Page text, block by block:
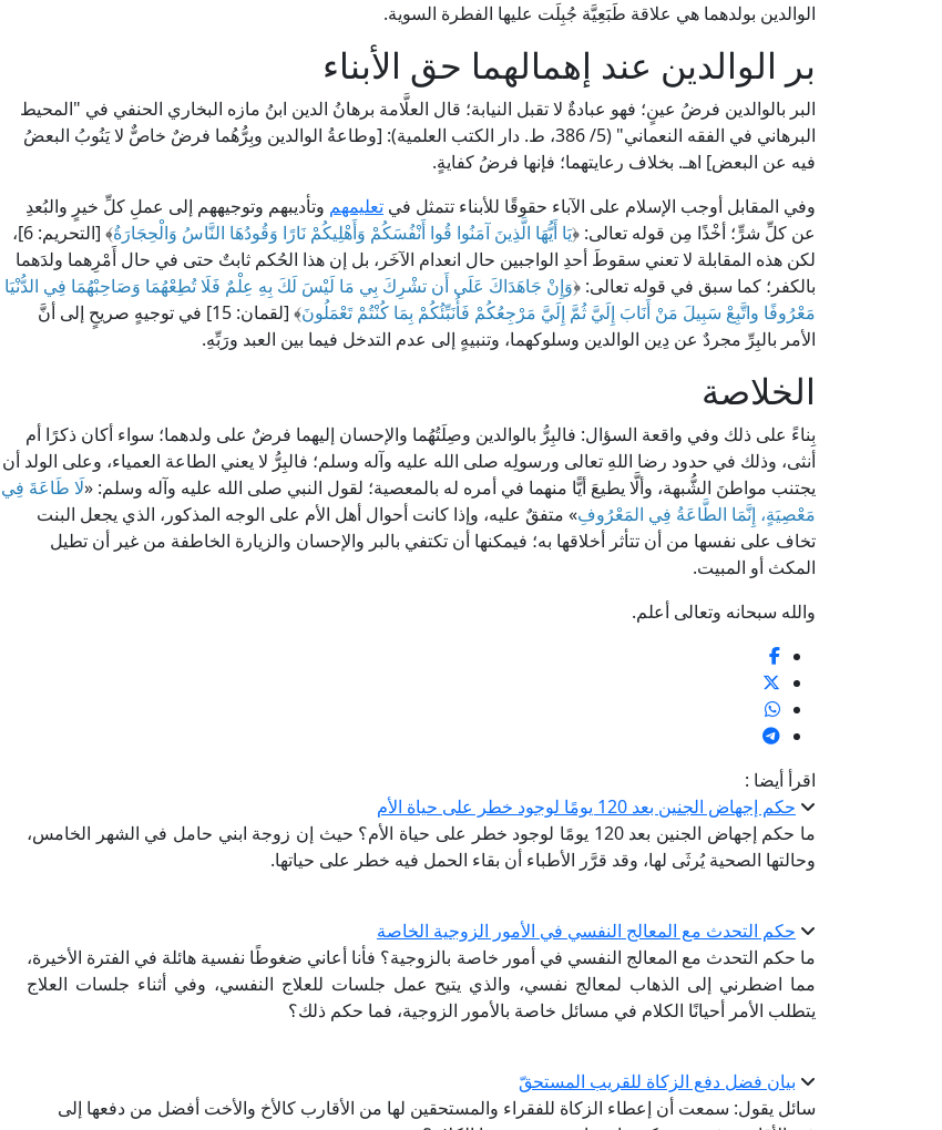
الوالدين بولدهما هي علاقة طَبَعِيَّة جُبِلَت عليها الفطرة السوية.
بر الوالدين عند إهمالهما حق الأبناء
البر بالوالدين فرضُ عينٍ؛ فهو عبادةٌ لا تقبل النيابة؛ قال العلَّامة برهانُ الدين ابنُ مازه البخاري الحنفي في "المحيط
البرهاني في الفقه النعماني" (5/ 386، ط. دار الكتب العلمية): [وطاعةُ الوالدين وبِرُّهُما فرضٌ خاصٌّ لا يَنُوبُ البعضُ
فيه عن البعض] اهـ. بخلاف رعايتهما؛ فإنها فرضُ كفايةٍ.
وفي المقابل أوجب الإسلام على الآباء حقوقًا للأبناء تتمثل في تعليمهم وتأديبهم وتوجيههم إلى عملِ كلِّ خيرٍ والبُعدِ
عن كلِّ شرٍّ؛ أخْذًا مِن قوله تعالى: ﴿يَا أَيُّهَا الَّذِينَ آمَنُوا قُوا أَنْفُسَكُمْ وَأَهْلِيكُمْ نَارًا وَقُودُهَا النَّاسُ وَالْحِجَارَةُ
﴾ [التحريم: 6]،
لكن هذه المقابلة لا تعني سقوطَ أحدِ الواجبين حال انعدام الآخَر، بل إن هذا الحُكم ثابتٌ حتى في حال أَمْرِهما ولدَهما
بالكفر؛ كما سبق في قوله تعالى: ﴿وَإِنْ جَاهَدَاكَ عَلَى أَن تشْرِكَ بِي مَا لَيْسَ لَكَ بِهِ عِلْمٌ فَلَا تُطِعْهُمَا وَصَاحِبْهُمَا فِي الدُّنْيَا
مَعْرُوفًا واتَّبِعْ سَبِيلَ مَنْ أَنَابَ إِلَيَّ ثُمَّ إِلَيَّ مَرْجِعُكُمْ فَأُنَبِّئُكُمْ بِمَا كُنْتُمْ تَعْمَلُونَ
﴾ [لقمان: 15] في توجيهٍ صريحٍ إلى أنَّ
الأمر بالبِرِّ مجردٌ عن دِين الوالدين وسلوكهما، وتنبيهٍ إلى عدم التدخل فيما بين العبد ورَبِّهِ.
الخلاصة
بِناءً على ذلك وفي واقعة السؤال: فالبِرُّ بالوالدين وصِلَتُهُما والإحسان إليهما فرضٌ على ولدهما؛ سواء أكان ذكرًا أم
أنثى، وذلك في حدود رضا اللهِ تعالى ورسولِه صلى الله عليه وآله وسلم؛ فالبِرُّ لا يعني الطاعة العمياء، وعلى الولد أن
يجتنب مواطنَ الشُّبهة، وألَّا يطيعَ أيًّا منهما في أمره له بالمعصية؛ لقول النبي صلى الله عليه وآله وسلم: «لَا طَاعَةَ فِي
مَعْصِيَةٍ، إِنَّمَا الطَّاعَةُ فِي المَعْرُوفِ» متفقٌ عليه، وإذا كانت أحوال أهل الأم على الوجه المذكور، الذي يجعل البنت
تخاف على نفسها من أن تتأثر أخلاقها به؛ فيمكنها أن تكتفي بالبر والإحسان والزيارة الخاطفة من غير أن تطيل
المكث أو المبيت.
والله سبحانه وتعالى أعلم.
اقرأ أيضا :
حكم إجهاض الجنين بعد 120 يومًا لوجود خطر على حياة الأم
ما حكم إجهاض الجنين بعد 120 يومًا لوجود خطر على حياة الأم؟ حيث إن زوجة ابني حامل في الشهر الخامس،
وحالتها الصحية يُرثَى لها، وقد قرَّر الأطباء أن بقاء الحمل فيه خطر على حياتها.
حكم التحدث مع المعالج النفسي في الأمور الزوجية الخاصة
ما حكم التحدث مع المعالج النفسي في أمور خاصة بالزوجية؟ فأنا أعاني ضغوطًا نفسية هائلة في الفترة الأخيرة،
مما اضطرني إلى الذهاب لمعالج نفسي، والذي يتيح عمل جلسات للعلاج النفسي، وفي أثناء جلسات العلاج
يتطلب الأمر أحيانًا الكلام في مسائل خاصة بالأمور الزوجية، فما حكم ذلك؟
بيان فضل دفع الزكاة للقريب المستحقّ
سائل يقول: سمعت أن إعطاء الزكاة للفقراء والمستحقين لها من الأقارب كالأخ والأخت أفضل من دفعها إلى